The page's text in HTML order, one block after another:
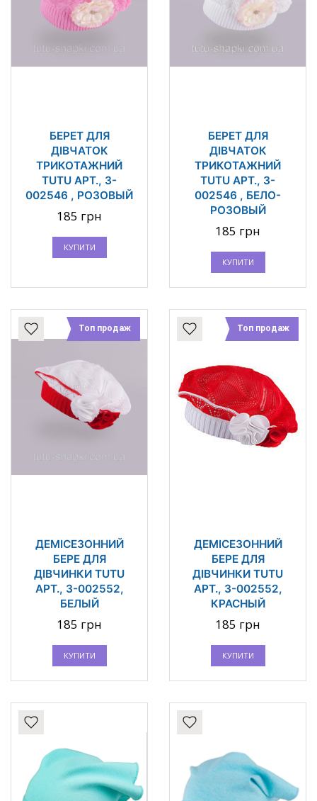
БЕРЕТ ДЛЯ
ДІВЧАТОК
ТРИКОТАЖНИЙ
TUTU АРТ., 3-
002546 , РОЗОВЫЙ
185 грн
КУПИТИ
БЕРЕТ ДЛЯ
ДІВЧАТОК
ТРИКОТАЖНИЙ
TUTU АРТ., 3-
002546 , БЕЛО-
РОЗОВЫЙ
185 грн
КУПИТИ
Топ продаж
ДЕМІСЕЗОННИЙ
БЕРЕ ДЛЯ
ДІВЧИНКИ TUTU
АРТ., 3-002552,
БЕЛЫЙ
185 грн
КУПИТИ
Топ продаж
ДЕМІСЕЗОННИЙ
БЕРЕ ДЛЯ
ДІВЧИНКИ TUTU
АРТ., 3-002552,
КРАСНЫЙ
185 грн
КУПИТИ